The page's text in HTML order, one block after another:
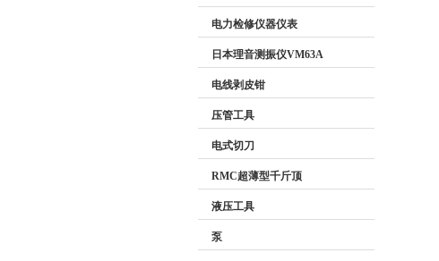
电力检修仪器仪表
日本理音测振仪VM63A
电线剥皮钳
压管工具
电式切刀
RMC超薄型千斤顶
液压工具
泵